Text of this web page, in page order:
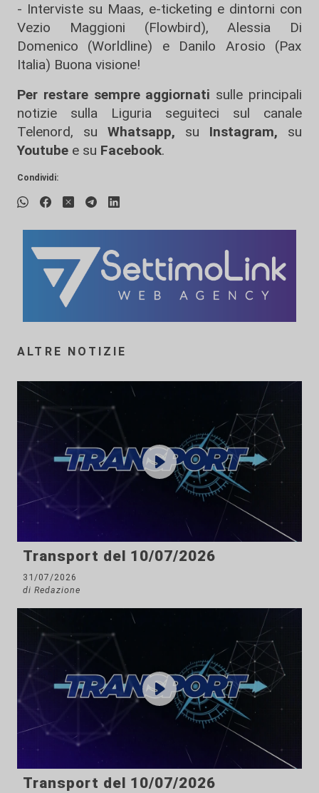
- Interviste su Maas, e-ticketing e dintorni con
Vezio Maggioni (Flowbird), Alessia Di
Domenico (Worldline) e Danilo Arosio (Pax
Italia) Buona visione!
Per restare sempre aggiornati sulle principali
notizie sulla Liguria seguiteci sul canale
Telenord, su
Whatsapp, su Instagram, su
Youtube e su Facebook.
Condividi:
ALTRE NOTIZIE
Transport del 10/07/2026
31/07/2026
di Redazione
Transport del 10/07/2026